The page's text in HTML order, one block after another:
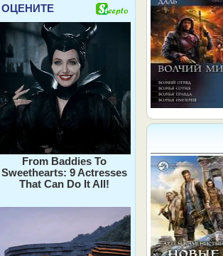
ОЦЕНИТЕ
From Baddies To
Sweethearts: 9 Actresses
That Can Do It All!